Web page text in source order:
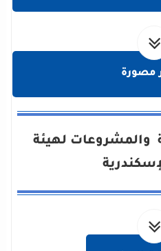
مصورة
والمشروعات لهيئة